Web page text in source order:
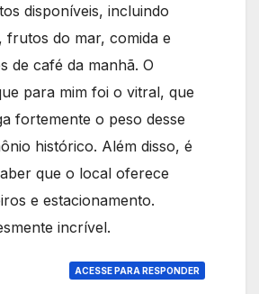
disponíveis, incluindo
frutos do mar, comida e
de café da manhã. O
para mim foi o vitral, que
fortemente o peso desse
histórico. Além disso, é
que o local oferece
e estacionamento.
incrível.
ACESSE PARA RESPONDER